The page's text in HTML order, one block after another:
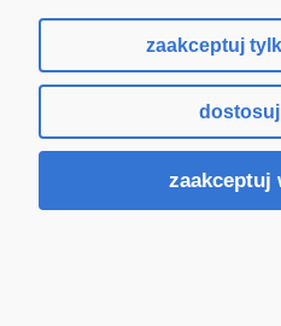
zaakceptuj
zaakceptuj